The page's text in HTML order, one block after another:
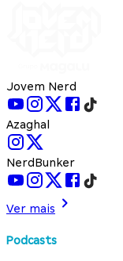
Jovem Nerd
Azaghal
NerdBunker
Ver mais
Podcasts